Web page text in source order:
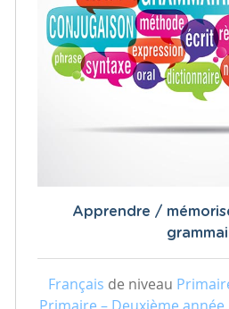
Apprendre /
Français de niveau